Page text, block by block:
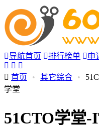
导航首页 排行榜单 申
首页 • 其它综合 •
学堂
51CTO学堂